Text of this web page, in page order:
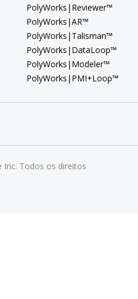
PolyWorks|Reviewer™
PolyWorks|AR™
PolyWorks|Talisman™
PolyWorks|DataLoop™
PolyWorks|Modeler™
PolyWorks|PMI+Loop™
Todos os direitos